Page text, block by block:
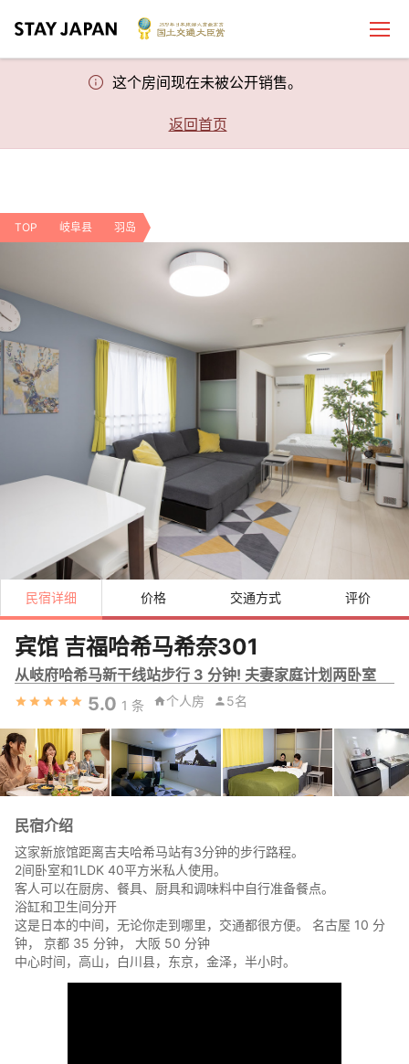
这个房间现在未被公开销售。
返回首页
TOP 岐阜县 羽岛
民宿详细 价格 交通方式 评价
宾馆 吉福哈希马希奈301
从岐府哈希马新干线站步行 3 分钟! 夫妻家庭计划两卧室
5.0 1 条 个人房 5名
民宿介绍
这家新旅馆距离吉夫哈希马站有3分钟的步行路程。
2间卧室和1LDK 40平方米私人使用。
客人可以在厨房、餐具、厨具和调味料中自行准备餐点。
浴缸和卫生间分开
这是日本的中间，无论你走到哪里，交通都很方便。 名古屋 10 分
钟， 京都 35 分钟， 大阪 50 分钟
中心时间，高山，白川县，东京，金泽，半小时。